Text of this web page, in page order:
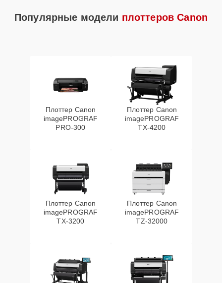
Популярные модели плоттеров Canon
Плоттер Canon
imagePROGRAF
PRO-300
Плоттер Canon
imagePROGRAF
TX-4200
Плоттер Canon
imagePROGRAF
TX-3200
Плоттер Canon
imagePROGRAF
TZ-32000